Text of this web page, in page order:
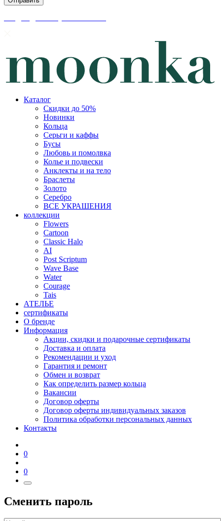
Каталог
Скидки до 50%
Новинки
Кольца
Серьги и каффы
Бусы
Любовь и помолвка
Колье и подвески
Анклекты и на тело
Браслеты
Золото
Серебро
ВСЕ УКРАШЕНИЯ
коллекции
Flowers
Cartoon
Classic Halo
AI
Post Scriptum
Wave Base
Water
Courage
Tais
АТЕЛЬЕ
сертификаты
О бренде
Информация
Акции, скидки и подарочные сертификаты
Доставка и оплата
Рекомендации и уход
Гарантия и ремонт
Обмен и возврат
Как определить размер кольца
Вакансии
Договор оферты
Договор оферты индивидуальных заказов
Политика обработки персональных данных
Контакты
0
0
Сменить пароль